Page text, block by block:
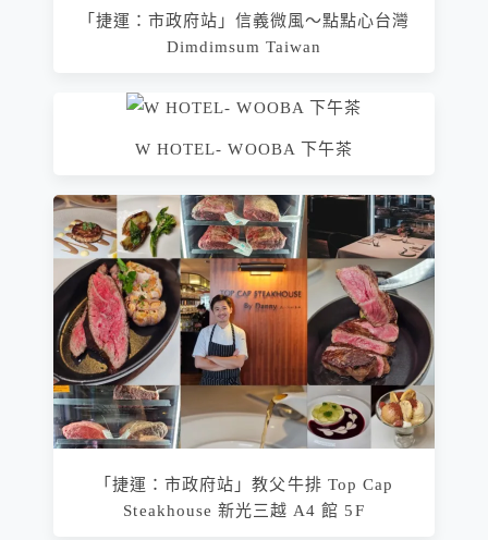
「捷運：市政府站」信義微風～點點心台灣
Dimdimsum Taiwan
W HOTEL- WOOBA 下午茶
「捷運：市政府站」教父牛排 Top Cap
Steakhouse 新光三越 A4 館 5F